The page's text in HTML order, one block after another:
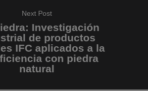
Next Post
Investigación
de productos
IFC aplicados a la
con piedra
natural